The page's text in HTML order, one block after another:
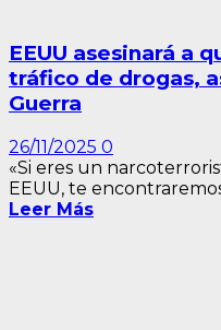
EEUU asesinará a
tráfico de drogas,
Guerra
26/11/2025 0
«Si eres un
EEUU, te
Leer Más